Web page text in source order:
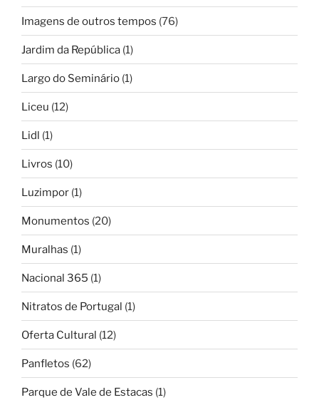
Imagens de outros tempos (76)
Jardim da República (1)
Largo do Seminário (1)
Liceu (12)
Lidl (1)
Livros (10)
Luzimpor (1)
Monumentos (20)
Muralhas (1)
Nacional 365 (1)
Nitratos de Portugal (1)
Oferta Cultural (12)
Panfletos (62)
Parque de Vale de Estacas (1)